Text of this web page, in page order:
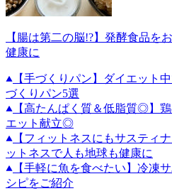
【腸は第二の脳!?】発酵食品を
健康に
【手づくりパン】ダイエット
づくりパン5選
【高たんぱく質＆低脂質◎】
エット献立◎
【フィットネスにもサスティ
ットネスで人も地球も健康に
【手軽に魚を食べたい】冷凍
シピをご紹介